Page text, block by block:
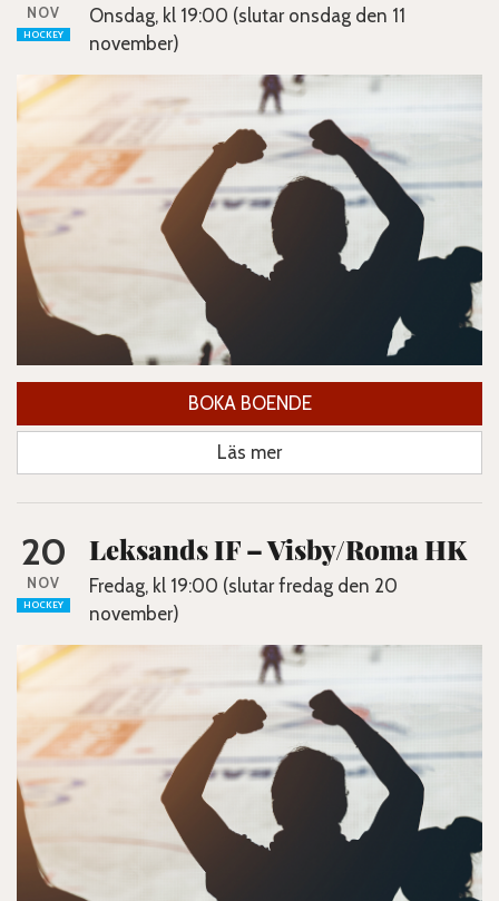
NOV
HOCKEY
Onsdag, kl 19:00 (slutar onsdag den 11
november)
BOKA BOENDE
Läs mer
20
NOV
HOCKEY
Leksands IF – Visby/Roma HK
Fredag, kl 19:00 (slutar fredag den 20
november)